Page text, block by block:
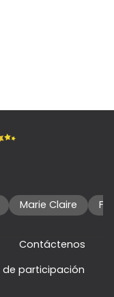
Marie Claire
Contáctenos
de participación